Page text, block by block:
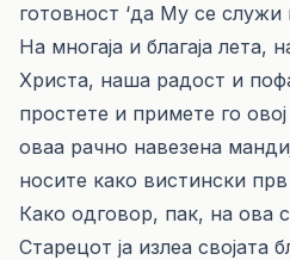
готовност ‘да Му се служи
На многаја и благаја лета,
Христа, наша радост и
простете и примете го
оваа рачно навезена
носите како вистински
Како одговор, пак, на ова
Старецот ја излеа својата